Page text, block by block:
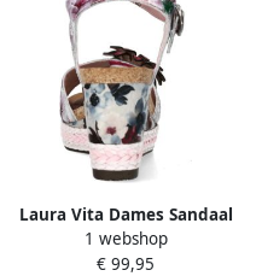
Laura Vita Dames Sandaal
Multicolour
1 webshop
€ 99,95